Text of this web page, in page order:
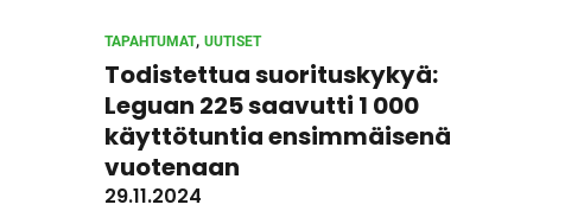
TAPAHTUMAT, UUTISET
Todistettua suorituskykyä:
Leguan 225 saavutti 1 000
käyttötuntia ensimmäisenä
vuotenaan
29.11.2024